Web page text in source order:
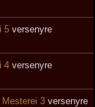
5 versenyre
4 versenyre
3 versenyre